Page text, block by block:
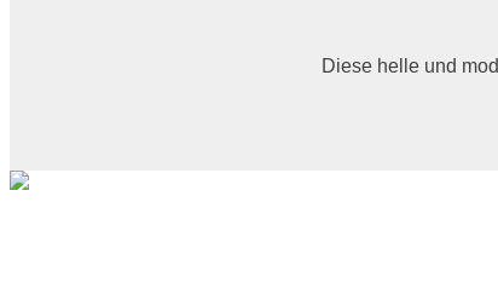
Diese helle und